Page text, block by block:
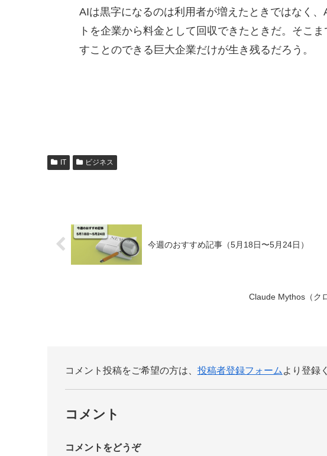
AIは黒字になるのは利用者が増えたときではなく
トを企業から料金として回収できたときだ。そこ
すことのできる巨大企業だけが生き残るだろう。
IT ビジネス
今週のおすすめ記事（5月18日〜5月24日）
Claude Mythos（ク
コメント投稿をご希望の方は、 投稿者登録フォームより登録
コメント
コメントをどうぞ